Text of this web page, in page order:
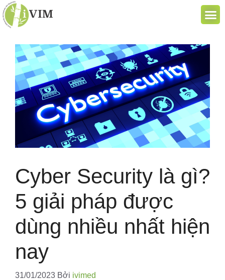
Cyber Security là gì?
5 giải pháp được
dùng nhiều nhất hiện
nay
31/01/2023 Bởi ivimed